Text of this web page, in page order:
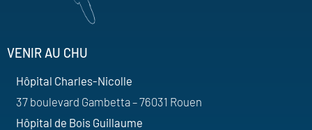
VENIR AU CHU
Hôpital Charles-Nicolle
37 boulevard Gambetta – 76031 Rouen
Hôpital de Bois Guillaume